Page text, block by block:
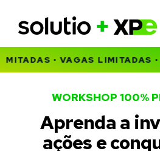
• VAGAS LIMITADAS •
WORKSHOP 100%
Aprenda a
ações e